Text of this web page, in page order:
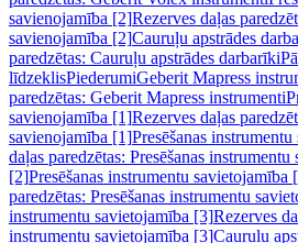
savienojamība [2]Rezerves daļas
savienojamība [2]Cauruļu apstrādes
paredzētas: Cauruļu apstrādes darbarīki
līdzeklisPiederumiGeberit Mapress
paredzētas: Geberit Mapress instrumenti
savienojamība [1]Rezerves daļas
savienojamība [1]Presēšanas
daļas paredzētas: Presēšanas instrumentu
[2]Presēšanas instrumentu
paredzētas: Presēšanas instrumentu
instrumentu savietojamība [3]Rezerves
instrumentu savietojamība [3]Cauruļu